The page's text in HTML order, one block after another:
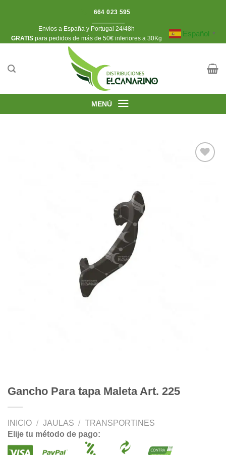
664 023 595
Envíos a España y Portugal 24/48h
​GRATIS para pedidos de más de 50€ inferiores a 30Kg
Español ▼
MENÚ
Gancho Para tapa Maleta Art. 225
INICIO / JAULAS / TRANSPORTINES
Elije tu método de pago: